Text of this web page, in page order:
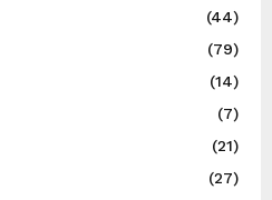
(44)
(79)
(14)
(7)
(21)
(27)